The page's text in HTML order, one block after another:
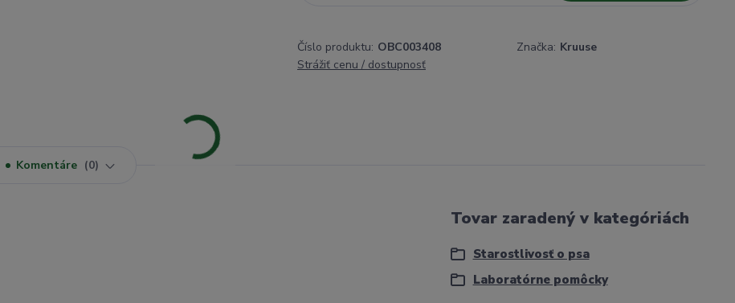
Číslo produktu: OBC003408 Značka: Kruuse
Strážiť cenu / dostupnosť
Komentáre 0
Tovar zaradený v kategóriách
Starostlivosť o psa
Laboratórne pomôcky